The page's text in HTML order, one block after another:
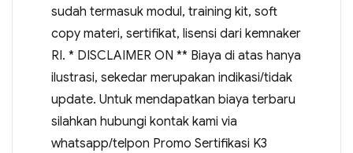
sudah termasuk modul, training kit, soft
copy materi, sertifikat, lisensi dari kemnaker
RI. * DISCLAIMER ON ** Biaya di atas hanya
ilustrasi, sekedar merupakan indikasi/tidak
update. Untuk mendapatkan biaya terbaru
silahkan hubungi kontak kami via
whatsapp/telpon Promo Sertifikasi K3